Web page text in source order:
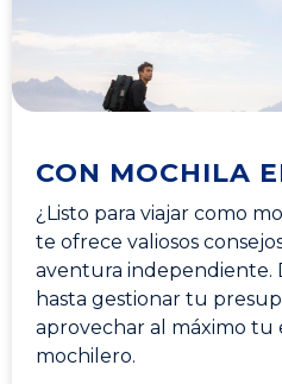
CON MOCHILA
¿Listo para viajar como
te ofrece valiosos
aventura independiente.
hasta gestionar tu
aprovechar al máximo tu
mochilero.